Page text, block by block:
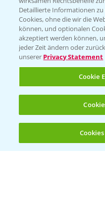
Beratung auf
T.+49 (0)174
KONTAKT
Hilfe in
+49 (0)214/
Detaillierte Informationen
Cookies, ohne die wir die
können, und optionalen
akzeptiert werden können,
jeder Zeit ändern oder
unserer Privacy Statement
Cookie